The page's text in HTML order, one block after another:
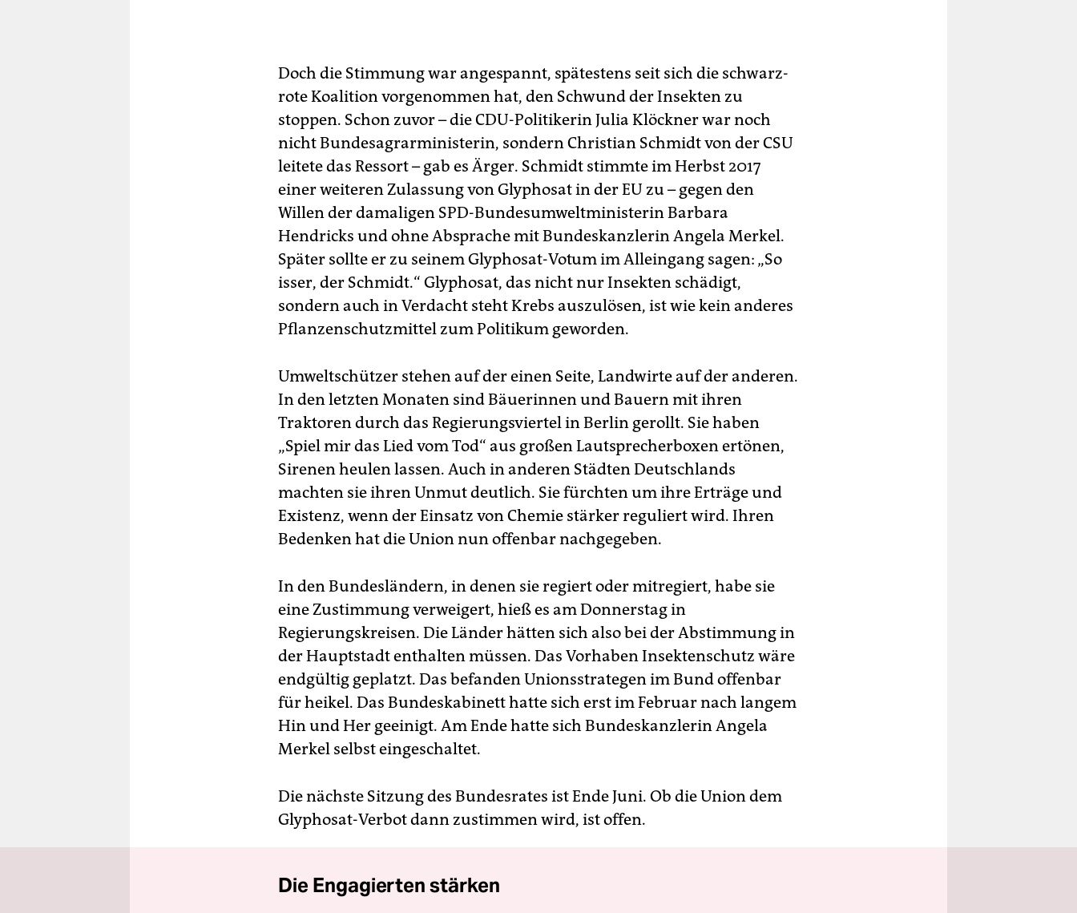
Doch die Stimmung war angespannt, spätestens seit sich die schwarz-
rote Koalition vorgenommen hat, den Schwund der Insekten zu
stoppen. Schon zuvor – die CDU-Politikerin Julia Klöckner war noch
nicht Bundesagrarministerin, sondern Christian Schmidt von der CSU
leitete das Ressort – gab es Ärger. Schmidt stimmte im Herbst 2017
einer weiteren Zulassung von Glyphosat in der EU zu – gegen den
Willen der damaligen SPD-Bundesumweltministerin Barbara
Hendricks und ohne Absprache mit Bundeskanzlerin Angela Merkel.
Später sollte er zu seinem Glyphosat-Votum im Alleingang sagen: „So
isser, der Schmidt.“ Glyphosat, das nicht nur Insekten schädigt,
sondern auch in Verdacht steht Krebs auszulösen, ist wie kein anderes
Pflanzenschutzmittel zum Politikum geworden.
Umweltschützer stehen auf der einen Seite, Landwirte auf der anderen.
In den letzten Monaten sind Bäuerinnen und Bauern mit ihren
Traktoren durch das Regierungsviertel in Berlin gerollt. Sie haben
„Spiel mir das Lied vom Tod“ aus großen Lautsprecherboxen ertönen,
Sirenen heulen lassen. Auch in anderen Städten Deutschlands
machten sie ihren Unmut deutlich. Sie fürchten um ihre Erträge und
Existenz, wenn der Einsatz von Chemie stärker reguliert wird. Ihren
Bedenken hat die Union nun offenbar nachgegeben.
In den Bundesländern, in denen sie regiert oder mitregiert, habe sie
eine Zustimmung verweigert, hieß es am Donnerstag in
Regierungskreisen. Die Länder hätten sich also bei der Abstimmung in
der Hauptstadt enthalten müssen. Das Vorhaben Insektenschutz wäre
endgültig geplatzt. Das befanden Unionsstrategen im Bund offenbar
für heikel. Das Bundeskabinett hatte sich erst im Februar nach langem
Hin und Her geeinigt. Am Ende hatte sich Bundeskanzlerin Angela
Merkel selbst eingeschaltet.
Die nächste Sitzung des Bundesrates ist Ende Juni. Ob die Union dem
Glyphosat-Verbot dann zustimmen wird, ist offen.
Die Engagierten stärken